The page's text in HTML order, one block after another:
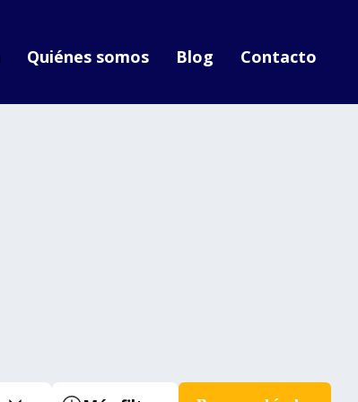
Quiénes somos Blog Contacto